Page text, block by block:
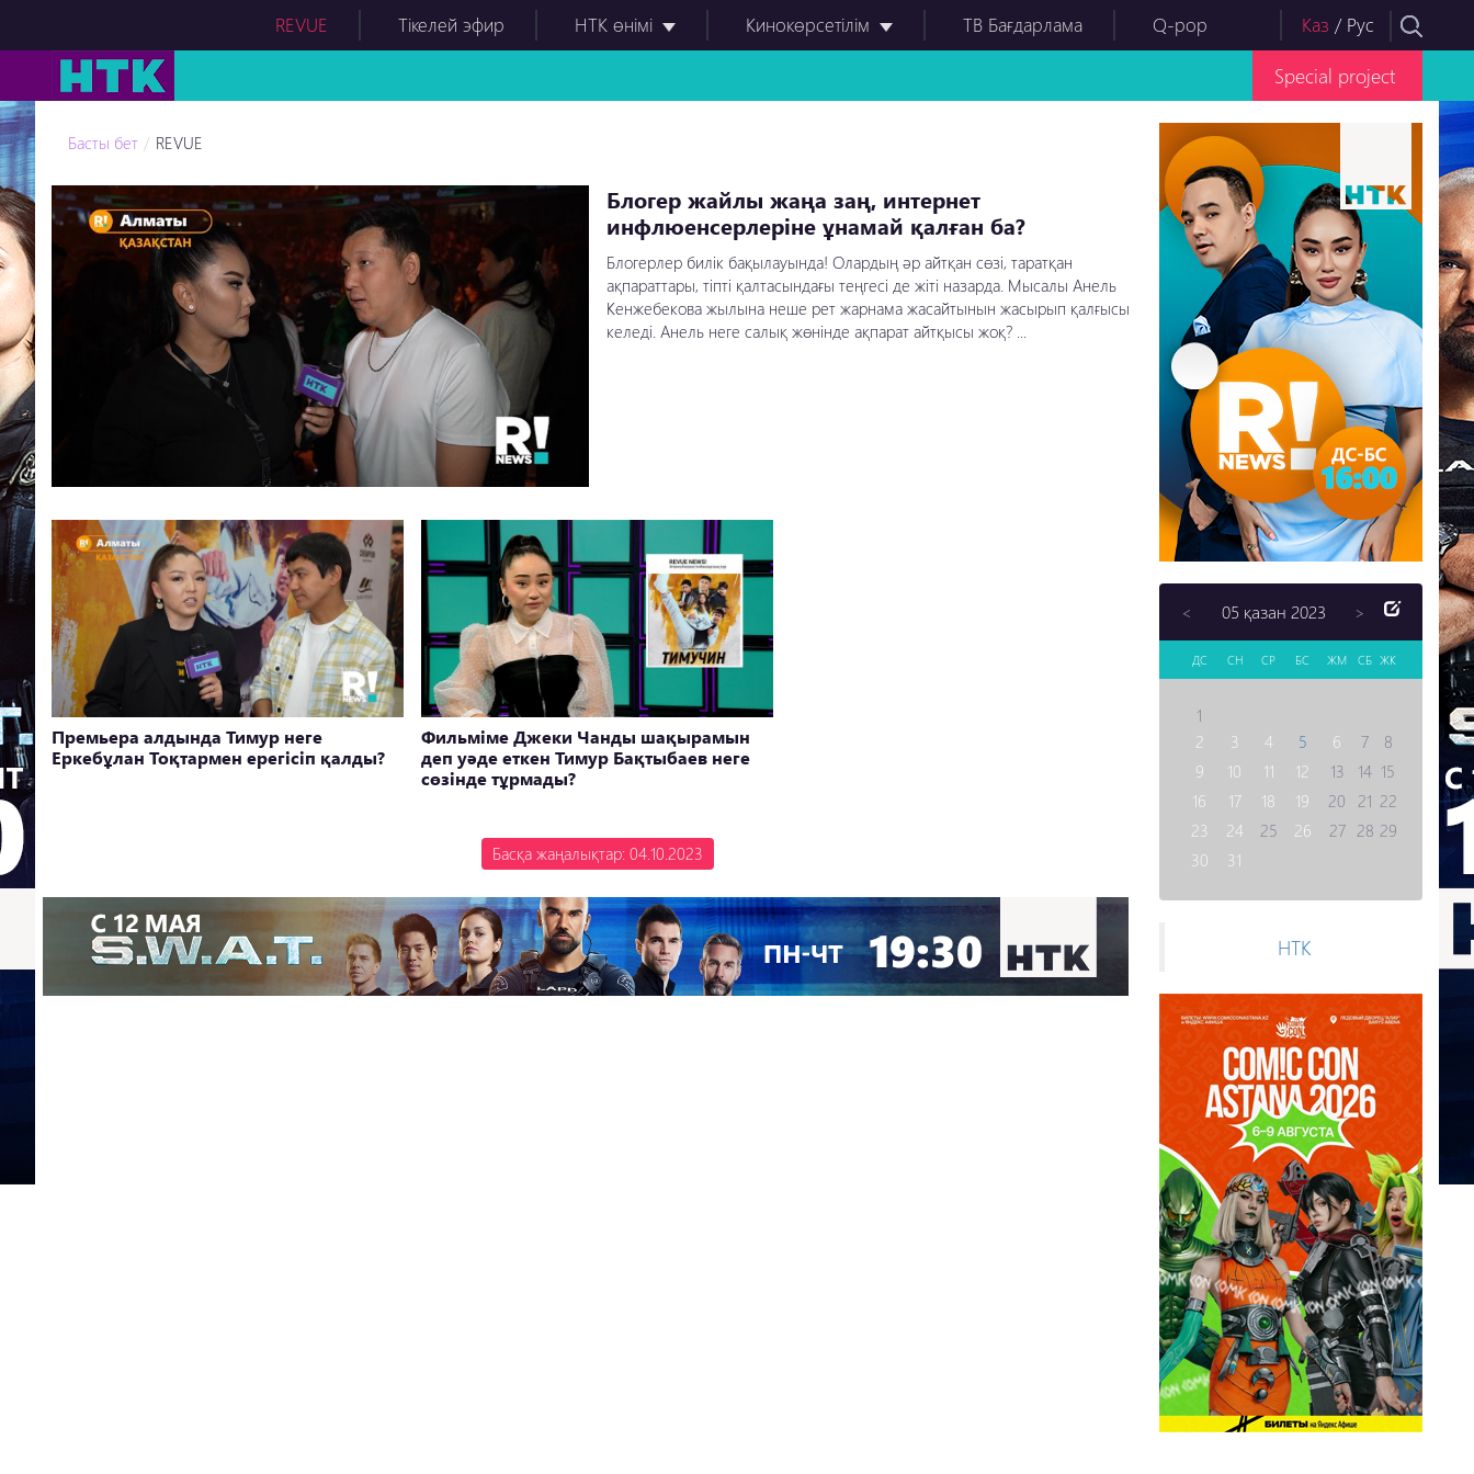
Каз / Рус
REVUE Тікелей эфир НТК өнімі Кинокөрсетілім ТВ Бағдарлама Q-pop
Special project
Басты бет REVUE
Блогер жайлы жаңа заң, интернет
инфлюенсерлеріне ұнамай қалған ба?
Блогерлер билік бақылауында! Олардың әр айтқан сөзі, таратқан
ақпараттары, тіпті қалтасындағы теңгесі де жіті назарда. Мысалы Анель
Кенжебекова жылына неше рет жарнама жасайтынын жасырып қалғысы
келеді. Анель неге салық жөнінде ақпарат айтқысы жоқ? ...
Премьера алдында Тимур неге
Еркебұлан Тоқтармен ерегісіп қалды?
Фильміме Джеки Чанды шақырамын
деп уәде еткен Тимур Бақтыбаев неге
сөзінде тұрмады?
Басқа жаңалықтар: 04.10.2023
< 05 қазан 2023 >
ДС СН СР БС ЖМ СБ ЖК
1
2
3 4 5 6 7
8
9
10 11 12 13 14 15
16
17 18 19 20 21 22
23
24 25 26 27 28 29
30
31
НТК